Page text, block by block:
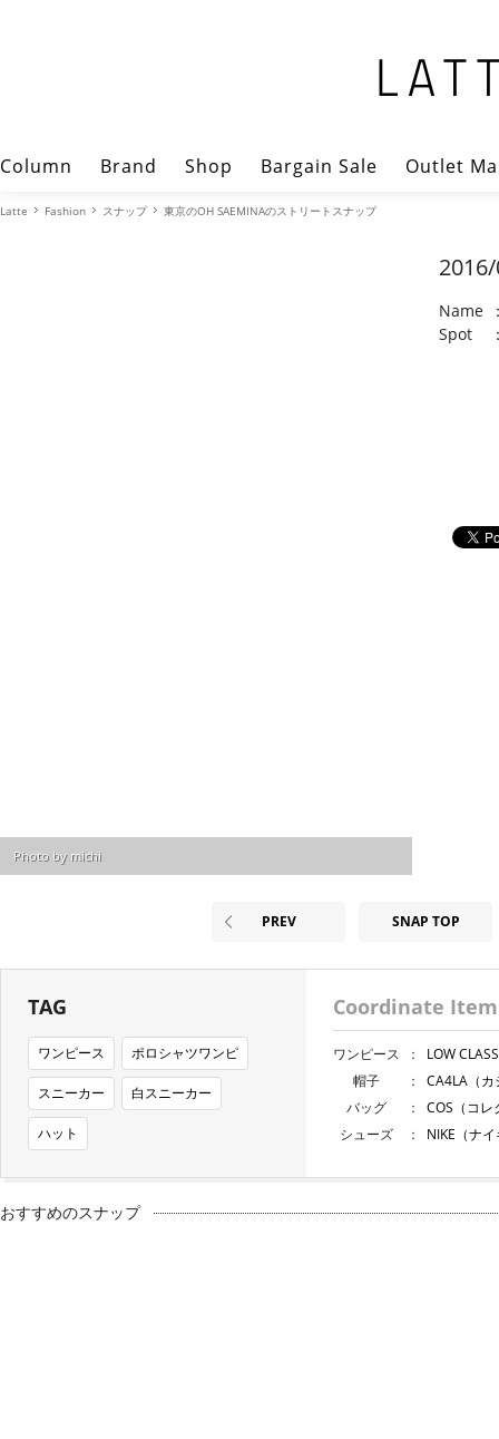
Column Brand Shop Bargain Sale Outlet
Latte Fashion スナップ 東京のOH SAEMINAのストリートスナップ
Photo by michi
Name
Spot
PREV SNAP TOP
TAG
ワンピース ポロシャツワンピ
スニーカー 白スニーカー
ハット
Coordinate Item
ワンピース ：
LOW
帽子
：
CA4LA（カ
バッグ
：
COS（コ
シューズ
： NIKE（ナ
おすすめのスナップ